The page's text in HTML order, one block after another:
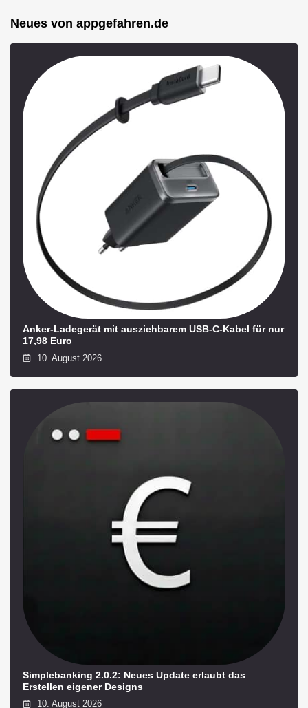
Neues von appgefahren.de
Anker-Ladegerät mit ausziehbarem USB‑C‑Kabel für nur
17,98 Euro
10. August 2026
Simplebanking 2.0.2: Neues Update erlaubt das
Erstellen eigener Designs
10. August 2026